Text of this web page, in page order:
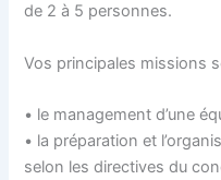
de 2 à 5 personnes.
Vos principales missions
• le management d’une
• la préparation et
selon les directives du